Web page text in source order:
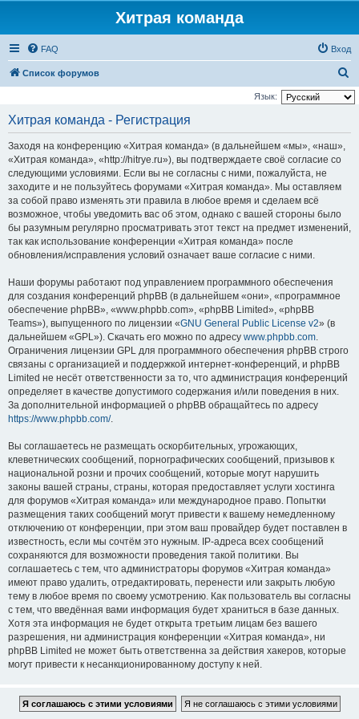
Хитрая команда
FAQ Вход
Список форумов
о
Язык:
Хитрая команда - Регистрация
Заходя на конференцию «Хитрая команда» (в дальнейшем «мы», «наш»,
«Хитрая команда», «http://hitrye.ru»), вы подтверждаете своё согласие со
следующими условиями. Если вы не согласны с ними, пожалуйста, не
заходите и не пользуйтесь форумами «Хитрая команда». Мы оставляем
за собой право изменять эти правила в любое время и сделаем всё
возможное, чтобы уведомить вас об этом, однако с вашей стороны было
бы разумным регулярно просматривать этот текст на предмет изменений,
так как использование конференции «Хитрая команда» после
обновления/исправления условий означает ваше согласие с ними.
Наши форумы работают под управлением программного обеспечения
для создания конференций phpBB (в дальнейшем «они», «программное
обеспечение phpBB», «www.phpbb.com», «phpBB Limited», «phpBB
Teams»), выпущенного по лицензии «GNU General Public License v2» (в
дальнейшем «GPL»). Скачать его можно по адресу www.phpbb.com.
Ограничения лицензии GPL для программного обеспечения phpBB строго
связаны с организацией и поддержкой интернет-конференций, и phpBB
Limited не несёт ответственности за то, что администрация конференций
определяет в качестве допустимого содержания и/или поведения в них.
За дополнительной информацией о phpBB обращайтесь по адресу
https://www.phpbb.com/.
Вы соглашаетесь не размещать оскорбительных, угрожающих,
клеветнических сообщений, порнографических сообщений, призывов к
национальной розни и прочих сообщений, которые могут нарушить
законы вашей страны, страны, которая предоставляет услуги хостинга
для форумов «Хитрая команда» или международное право. Попытки
размещения таких сообщений могут привести к вашему немедленному
отключению от конференции, при этом ваш провайдер будет поставлен в
известность, если мы сочтём это нужным. IP-адреса всех сообщений
сохраняются для возможности проведения такой политики. Вы
соглашаетесь с тем, что администраторы форумов «Хитрая команда»
имеют право удалить, отредактировать, перенести или закрыть любую
тему в любое время по своему усмотрению. Как пользователь вы согласны
с тем, что введённая вами информация будет храниться в базе данных.
Хотя эта информация не будет открыта третьим лицам без вашего
разрешения, ни администрация конференции «Хитрая команда», ни
phpBB Limited не может быть ответственна за действия хакеров, которые
могут привести к несанкционированному доступу к ней.